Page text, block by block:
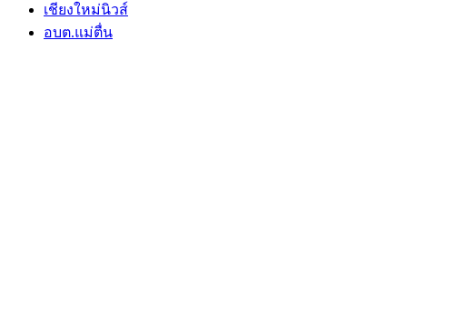
เชียงใหม่นิวส์
อบต.แม่ตื่น